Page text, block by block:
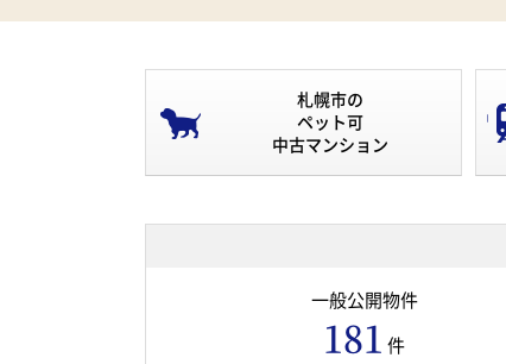
札幌市の
ペット可
中古マンション
一般公開物件
181 件